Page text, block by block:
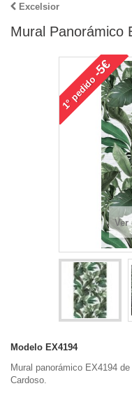
Excelsior
Mural Panorámico
1°
pedido
-5€
Ver
Modelo EX4194
Mural panorámico EX4194
Cardoso.